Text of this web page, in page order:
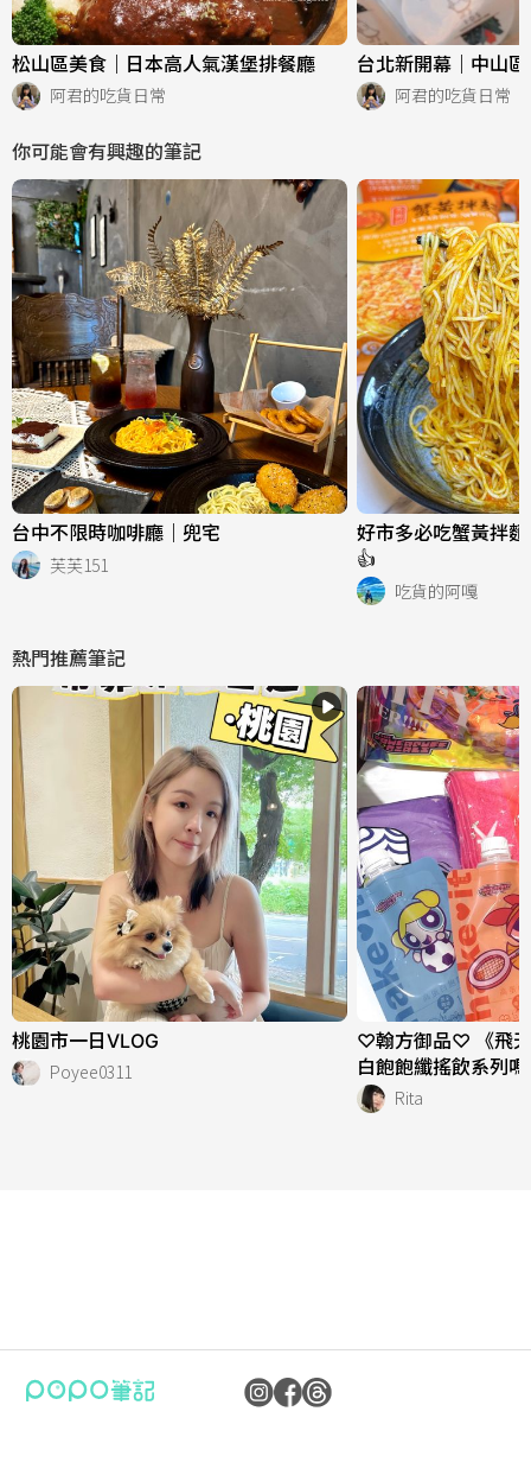
松山區美食｜日本高人氣漢堡排餐廳
阿君的吃貨日常
台北新開幕｜中山
阿君的吃貨日常
你可能會有興趣的筆記
台中不限時咖啡廳｜兜宅
芙芙151
好市多必吃蟹黃拌
👍
吃貨的阿嘎
熱門推薦筆記
桃園市一日VLOG
Poyee0311
♡翰方御品♡ 《飛
白飽飽纖搖飲系列
Rita